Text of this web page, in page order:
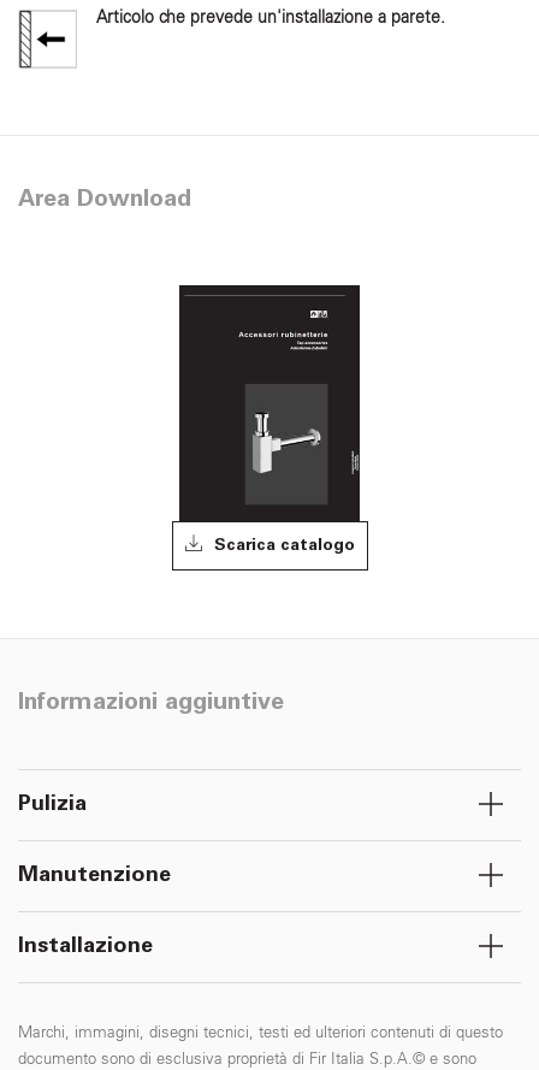
Articolo che prevede un'installazione a parete.
Area Download
Scarica catalogo
Informazioni aggiuntive
Pulizia
Manutenzione
Installazione
Marchi, immagini, disegni tecnici, testi ed ulteriori contenuti di questo
documento sono di esclusiva proprietà di Fir Italia S.p.A.© e sono